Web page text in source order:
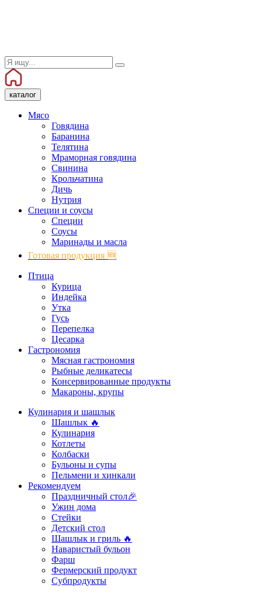
каталог
Мясо
Говядина
Баранина
Телятина
Мраморная говядина
Свинина
Крольчатина
Дичь
Нутрия
Специи и соусы
Специи
Соусы
Маринады и масла
Готовая продукция 🆕
Птица
Курица
Индейка
Утка
Гусь
Перепелка
Цесарка
Гастрономия
Мясная гастрономия
Рыбные деликатесы
Консервированные продукты
Макароны, крупы
Кулинария и шашлык
Шашлык 🔥
Кулинария
Котлеты
Колбаски
Бульоны и супы
Пельмени и хинкали
Рекомендуем
Праздничный стол🎉
Ужин дома
Стейки
Детский стол
Шашлык и гриль 🔥
Наваристый бульон
Фарш
Фермерский продукт
Субпродукты